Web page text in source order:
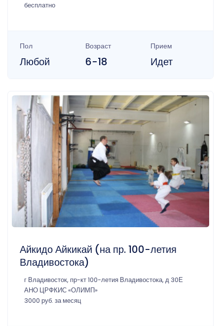
бесплатно
Пол
Любой
Возраст
6-18
Прием
Идет
Айкидо Айкикай (на пр. 100-летия
Владивостока)
г Владивосток, пр-кт 100-летия Владивостока, д 30Е
АНО ЦРФКИС «ОЛИМП»
3000 руб. за месяц